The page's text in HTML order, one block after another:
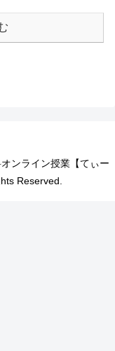
ンライン授業【てぃー
Reserved.